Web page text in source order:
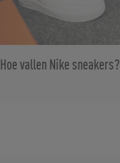
Hoe vallen Nike sneakers?